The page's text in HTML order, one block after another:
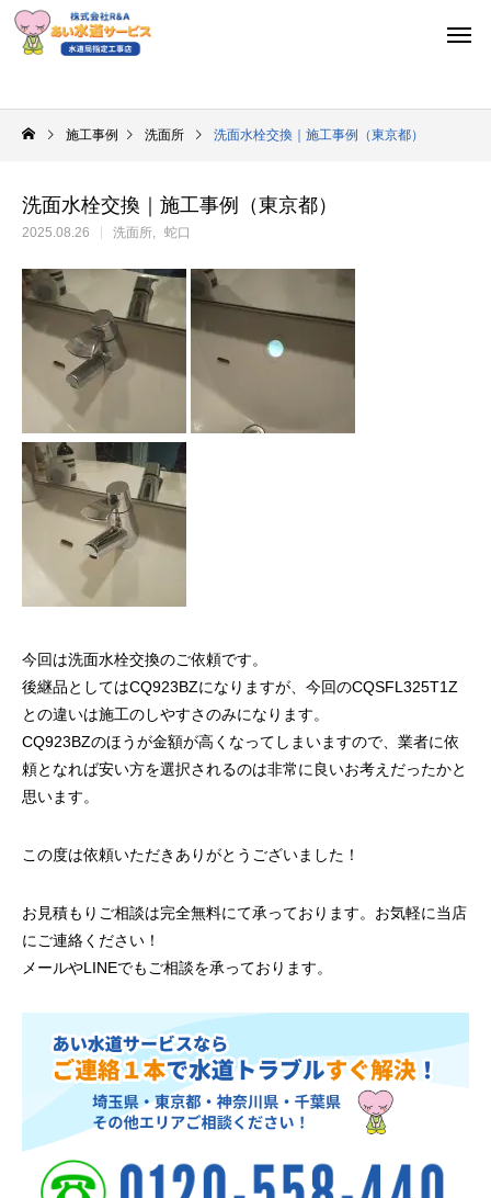
施工事例 洗面所 洗面水栓交換｜施工事例（東京都）
洗面水栓交換｜施工事例（東京都）
2025.08.26 洗面所 蛇口
今回は洗面水栓交換のご依頼です。
後継品としてはCQ923BZになりますが、今回のCQSFL325T1Z
との違いは施工のしやすさのみになります。
CQ923BZのほうが金額が高くなってしまいますので、業者に依
頼となれば安い方を選択されるのは非常に良いお考えだったかと
思います。
この度は依頼いただきありがとうございました！
お見積もりご相談は完全無料にて承っております。お気軽に当店
にご連絡ください！
メールやLINEでもご相談を承っております。